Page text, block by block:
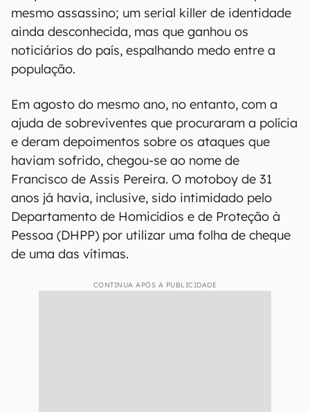
mesmo assassino; um serial killer de identidade
ainda desconhecida, mas que ganhou os
noticiários do país, espalhando medo entre a
população.
Em agosto do mesmo ano, no entanto, com a
ajuda de sobreviventes que procuraram a polícia
e deram depoimentos sobre os ataques que
haviam sofrido, chegou-se ao nome de
Francisco de Assis Pereira. O motoboy de 31
anos já havia, inclusive, sido intimidado pelo
Departamento de Homicídios e de Proteção à
Pessoa (DHPP) por utilizar uma folha de cheque
de uma das vítimas.
CONTINUA APÓS A PUBLICIDADE